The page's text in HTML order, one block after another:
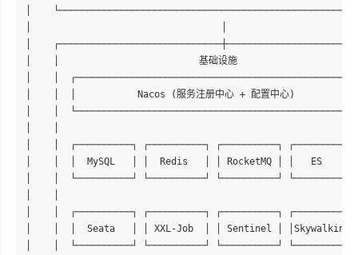
│
│
│    │                         基础设施
│    │
│    │  │           Nacos (服务注册中心 + 配置中心)
│    │
│    │  ┌──────────┐ ┌──────────┐ ┌──────────┐
│    │  │  MySQL   │ │  Redis   │ │ RocketMQ │ │   ES
│    │  └──────────┘ └──────────┘ └──────────┘
│    │  ┌──────────┐ ┌──────────┐ ┌──────────┐
│    │  │  Seata   │ │ XXL-Job  │ │ Sentinel │
│    │  └──────────┘ └──────────┘ └──────────┘